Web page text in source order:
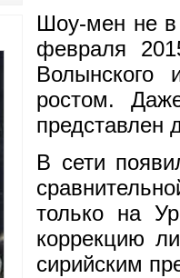
Шоу-мен не в
февраля
Волынского
ростом.
представлен
В сети
только на
коррекцию
сирийским